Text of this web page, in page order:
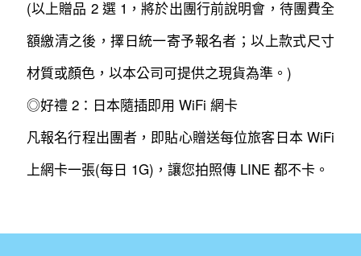
(以上贈品 2 選 1，將於出團行前說明會，待團費全
額繳清之後，擇日統一寄予報名者；以上款式尺寸
材質或顏色，以本公司可提供之現貨為準。)
◎好禮 2：日本隨插即用 WiFi 網卡
凡報名行程出團者，即貼心贈送每位旅客日本 WiFi
上網卡一張(每日 1G)，讓您拍照傳 LINE 都不卡。